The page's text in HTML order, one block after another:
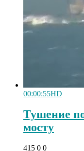
00:00:55HD
Тушение
мосту
415 0 0